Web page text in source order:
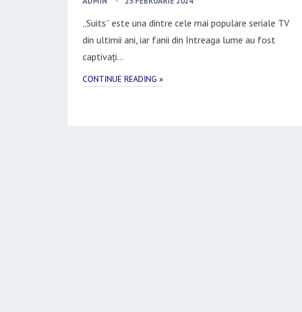
„Suits” este una dintre cele mai populare seriale TV
din ultimii ani, iar fanii din întreaga lume au fost
captivați…
CONTINUE READING »